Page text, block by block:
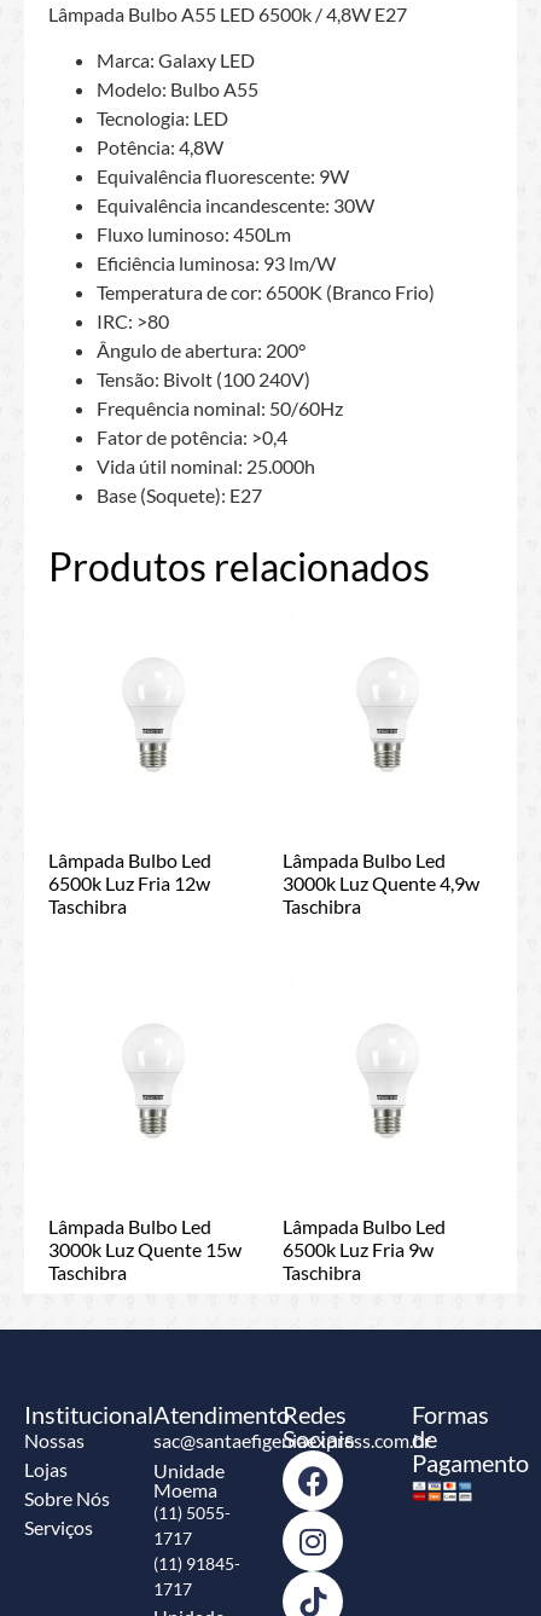
Lâmpada Bulbo A55 LED 6500k / 4,8W E27
Marca: Galaxy LED
Modelo: Bulbo A55
Tecnologia: LED
Potência: 4,8W
Equivalência fluorescente: 9W
Equivalência incandescente: 30W
Fluxo luminoso: 450Lm
Eficiência luminosa: 93 lm/W
Temperatura de cor: 6500K (Branco Frio)
IRC: >80
Ângulo de abertura: 200°
Tensão: Bivolt (100 240V)
Frequência nominal: 50/60Hz
Fator de potência: >0,4
Vida útil nominal: 25.000h
Base (Soquete): E27
Produtos relacionados
Lâmpada Bulbo Led
6500k Luz Fria 12w
Taschibra
Lâmpada Bulbo Led
3000k Luz Quente 4,9w
Taschibra
Lâmpada Bulbo Led
3000k Luz Quente 15w
Taschibra
Lâmpada Bulbo Led
6500k Luz Fria 9w
Taschibra
Institucional
Nossas
Lojas
Sobre Nós
Serviços
Atendimento
sac@santaefigeniaexpress.com.br
Unidade
Moema
(11) 5055-
1717
(11) 91845-
1717
Redes
Sociais
Formas
de
Pagamento